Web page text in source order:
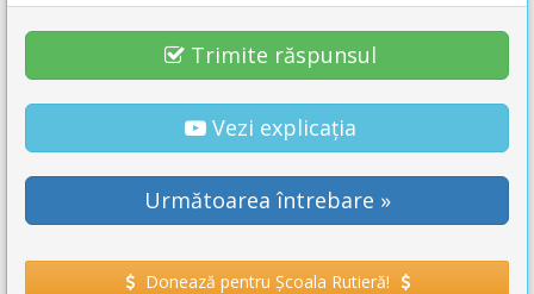
Trimite răspunsul
Vezi explicația
Următoarea întrebare »
Donează pentru Școala Rutieră!